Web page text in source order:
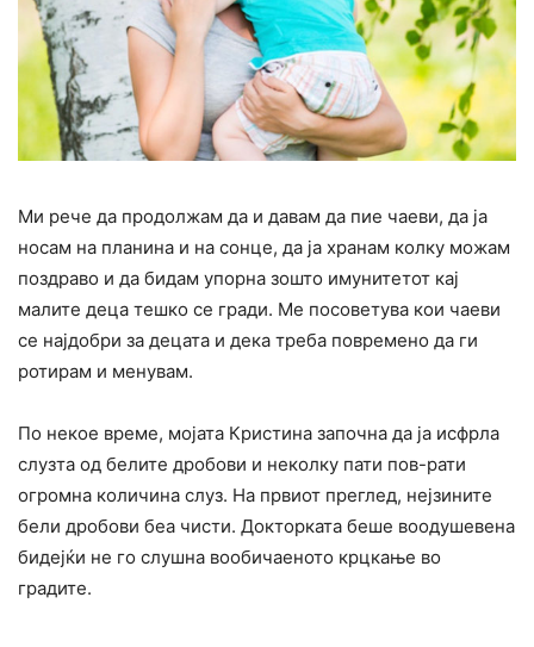
Ми рече да продолжам да и давам да пие чаеви, да ја
носам на планина и на сонце, да ја хранам колку можам
поздраво и да бидам упорна зошто имунитетот кај
малите деца тешко се гради. Ме посоветува кои чаеви
се најдобри за децата и дека треба повремено да ги
ротирам и менувам.
По некое време, мојата Кристина започна да ја исфрла
слузта од белите дробови и неколку пати пов-рати
огромна количина слуз. На првиот преглед, нејзините
бели дробови беа чисти. Докторката беше воодушевена
бидејќи не го слушна вообичаеното крцкање во
градите.